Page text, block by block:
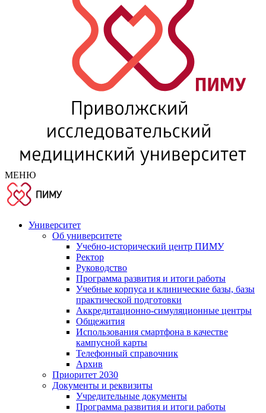
МЕНЮ
Университет
Об университете
Учебно-исторический центр ПИМУ
Ректор
Руководство
Программа развития и итоги работы
Учебные корпуса и клинические базы, базы
практической подготовки
Аккредитационно-симуляционные центры
Общежития
Использования смартфона в качестве
кампусной карты
Телефонный справочник
Архив
Приоритет 2030
Документы и реквизиты
Учредительные документы
Программа развития и итоги работы